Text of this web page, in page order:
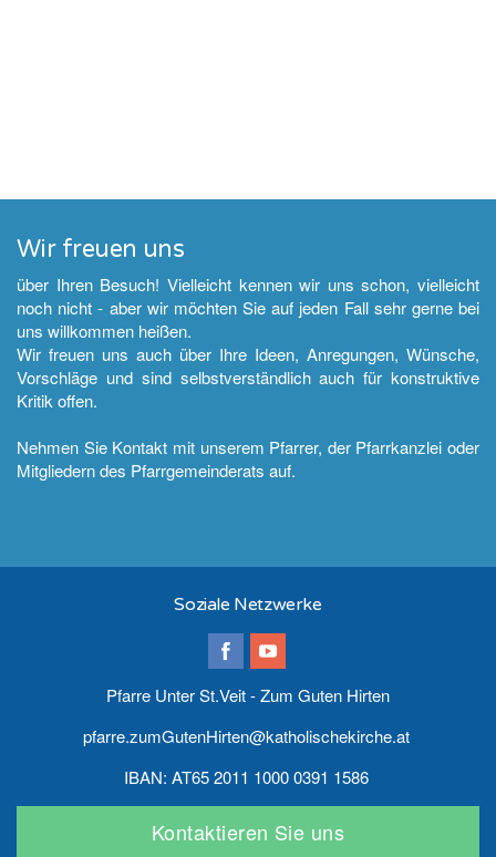
Wir freuen uns
über Ihren Besuch! Vielleicht kennen wir uns schon, vielleicht
noch nicht - aber wir möchten Sie auf jeden Fall sehr gerne bei
uns willkommen heißen.
Wir freuen uns auch über Ihre Ideen, Anregungen, Wünsche,
Vorschläge und sind selbstverständlich auch für konstruktive
Kritik offen.
Nehmen Sie Kontakt mit unserem Pfarrer, der Pfarrkanzlei oder
Mitgliedern des Pfarrgemeinderats auf.
Soziale Netzwerke
Pfarre Unter St.Veit - Zum Guten Hirten
pfarre.zumGutenHirten@katholischekirche.at
IBAN: AT65 2011 1000 0391 1586
Kontaktieren Sie uns